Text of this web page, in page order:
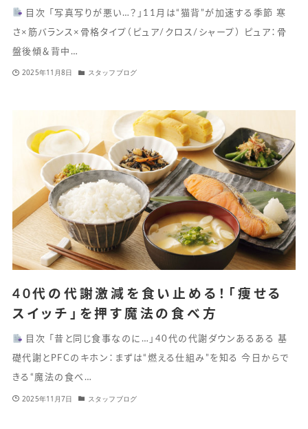
目次 「写真写りが悪い…？」11月は“猫背”が加速する季節 寒
さ×筋バランス×骨格タイプ（ピュア/クロス/シャープ） ピュア：骨
盤後傾＆背中…
2025年11月8日 スタッフブログ
40代の代謝激減を食い止める！「痩せる
スイッチ」を押す魔法の食べ方
目次 「昔と同じ食事なのに…」40代の代謝ダウンあるある 基
礎代謝とPFCのキホン：まずは“燃える仕組み”を知る 今日からで
きる“魔法の食べ…
2025年11月7日 スタッフブログ